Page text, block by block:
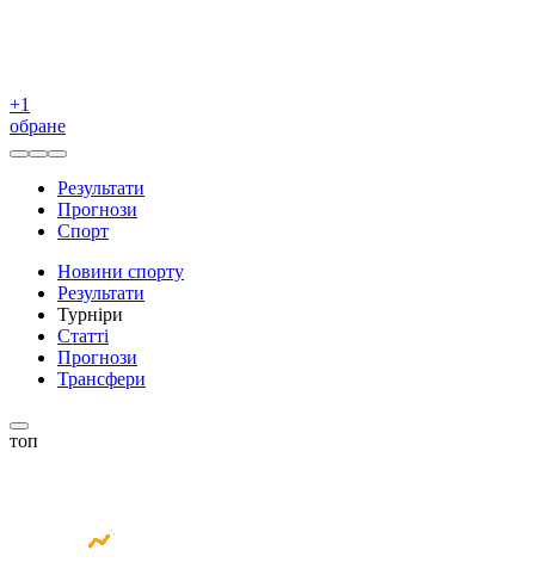
+1
обране
Результати
Прогнози
Спорт
Новини спорту
Результати
Турніри
Статті
Прогнози
Трансфери
топ